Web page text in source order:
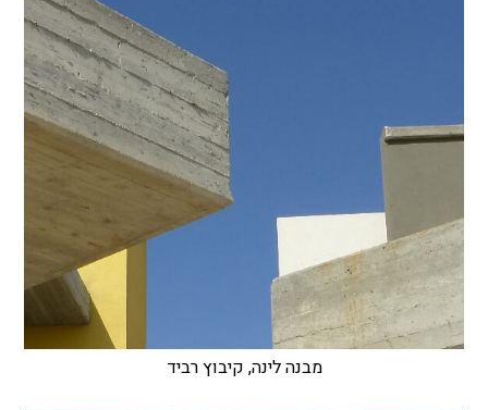
מבנה לינה, קיבוץ רביד